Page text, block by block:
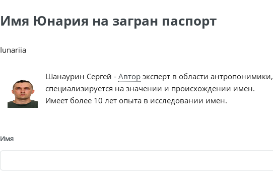
Имя Юнария на загран паспорт
Iunariia
Шанаурин Сергей - Авторэксперт в области антропонимики,
специализируется на значении и происхождении имен.
Имеет более 10 лет опыта в исследовании имен.
Имя